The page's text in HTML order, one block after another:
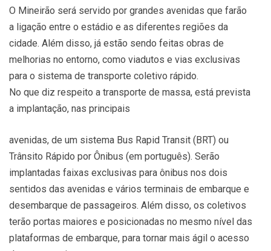
O Mineirão será servido por grandes avenidas que farão
a ligação entre o estádio e as diferentes regiões da
cidade. Além disso, já estão sendo feitas obras de
melhorias no entorno, como viadutos e vias exclusivas
para o sistema de transporte coletivo rápido.
No que diz respeito a transporte de massa, está prevista
a implantação, nas principais
avenidas, de um sistema Bus Rapid Transit (BRT) ou
Trânsito Rápido por Ônibus (em português). Serão
implantadas faixas exclusivas para ônibus nos dois
sentidos das avenidas e vários terminais de embarque e
desembarque de passageiros. Além disso, os coletivos
terão portas maiores e posicionadas no mesmo nível das
plataformas de embarque, para tornar mais ágil o acesso